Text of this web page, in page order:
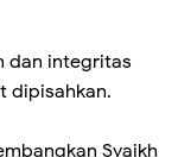
dan integritas
dipisahkan.
Syaikh